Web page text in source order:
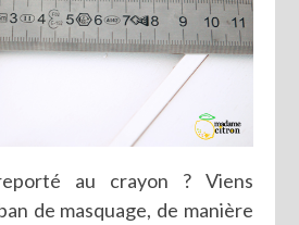
au crayon ? Viens
de masquage, de manière